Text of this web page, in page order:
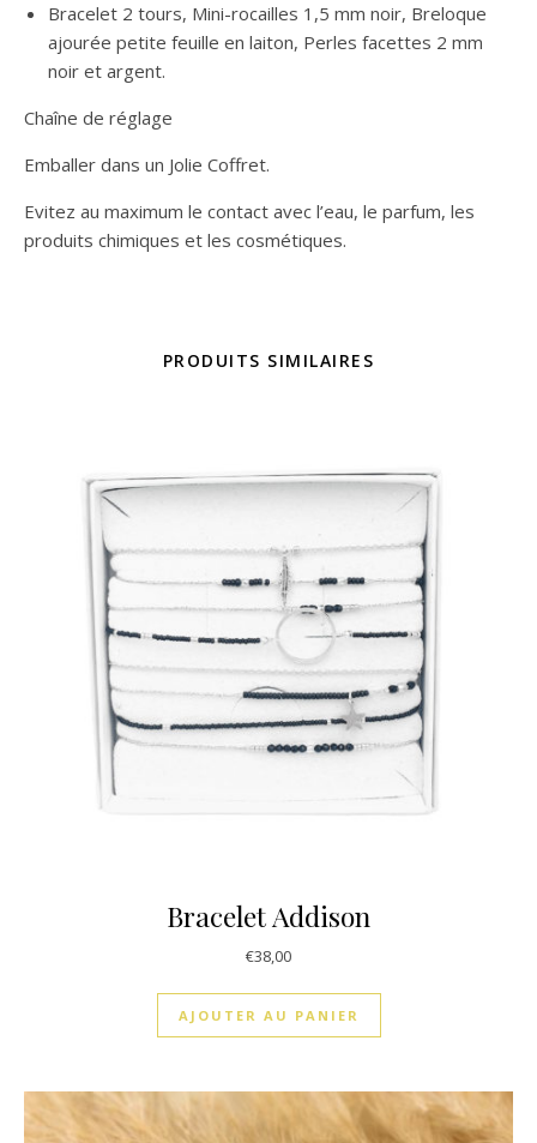
Bracelet 2 tours, Mini-rocailles 1,5 mm noir, Breloque
ajourée petite feuille en laiton, Perles facettes 2 mm
noir et argent.
Chaîne de réglage
Emballer dans un Jolie Coffret.
Evitez au maximum le contact avec l’eau, le parfum, les
produits chimiques et les cosmétiques.
PRODUITS SIMILAIRES
Bracelet Addison
€38,00
AJOUTER AU PANIER